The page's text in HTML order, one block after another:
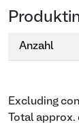
Anzahl
Excluding
Total